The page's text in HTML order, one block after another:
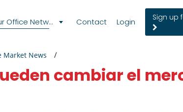
Office Network Contact Login Sign up
Market News
cambiar el